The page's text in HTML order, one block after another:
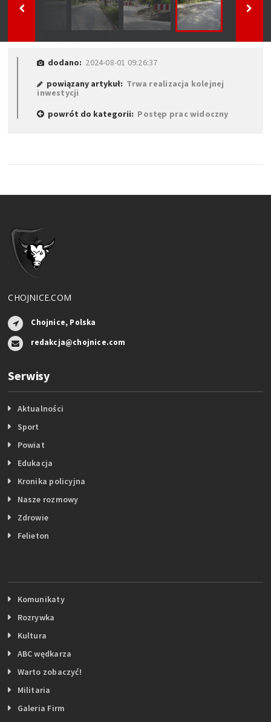
dodano: 2024-08-01 09:26:37
powiązany artykuł: Trwa realizacja kolejnej
inwestycji
powrót do kategorii: Postęp prac widoczny
CHOJNICE.COM
Chojnice, Polska
redakcja@chojnice.com
Serwisy
Aktualności
Sport
Powiat
Edukacja
Kronika policyjna
Nasze rozmowy
Zdrowie
Felieton
Komunikaty
Rozrywka
Kultura
ABC wędkarza
Warto zobaczyć!
Militaria
Galeria Firm